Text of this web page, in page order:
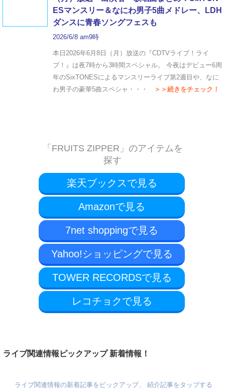
ESマンスリー＆なにわ男子5曲メドレー、LDH
ダンスに青春ソングフェスも
2026/6/8 am9時
本日2026年6月8日（月）放送の『CDTVライブ！ライ
ブ！』は夜7時から3時間スペシャル。 今夜はデビュー6周
年のSixTONESによるマンスリーライブ第2週目や、なに
わ男子の豪華5曲スペシャ・・・
＞＞続きをチェック！
「FRUITS ZIPPER」のアイテムを
探す
楽天ブックスで見る
Amazonで見る
7net shoppingで見る
Yahoo!ショッピングで見る
TOWER RECORDSで見る
レコチョクで見る
ライブ関連情報ピックアップ 新着情報！
ライブ関連情報の新着記事をピックアップ、 紹介記事をタップする